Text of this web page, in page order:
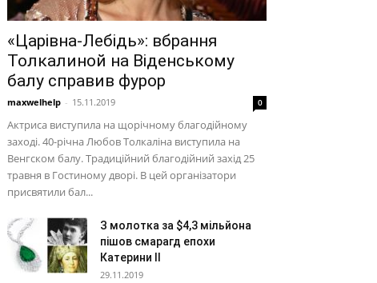
«Царівна-Лебідь»: вбрання
Толкалиной на Віденському
балу справив фурор
maxwelhelp - 15.11.2019 0
Актриса виступила на щорічному благодійному
заході. 40-річна Любов Толкаліна виступила на
Венгском балу. Традиційний благодійний захід 25
травня в Гостиному дворі. В цей організатори
присвятили бал...
З молотка за $4,3 мільйона
пішов смарагд епохи
Катерини II
29.11.2019